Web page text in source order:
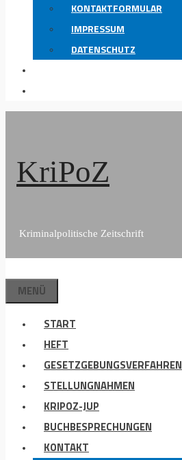
KONTAKTFORMULAR
IMPRESSUM
DATENSCHUTZ
KriPoZ
Kriminalpolitische Zeitschrift
MENÜ
START
HEFT
GESETZGEBUNGSVERFAHREN
STELLUNGNAHMEN
KRIPOZ-JUP
BUCHBESPRECHUNGEN
KONTAKT